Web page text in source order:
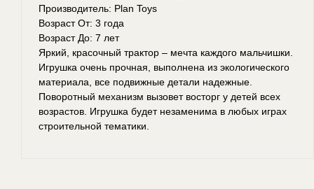
Производитель: Plan Toys
Возраст От: 3 года
Возраст До: 7 лет
Яркий, красочный трактор – мечта каждого мальчишки.
Игрушка очень прочная, выполнена из экологического
материала, все подвижные детали надежные.
Поворотный механизм вызовет восторг у детей всех
возрастов. Игрушка будет незаменима в любых играх
строительной тематики.